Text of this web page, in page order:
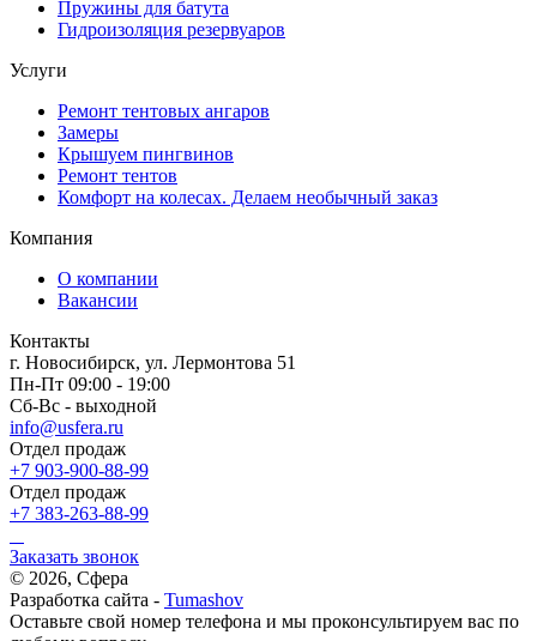
Пружины для батута
Гидроизоляция резервуаров
Услуги
Ремонт тентовых ангаров
Замеры
Крышуем пингвинов
Ремонт тентов
Комфорт на колесах. Делаем необычный заказ
Компания
О компании
Вакансии
Контакты
г. Новосибирск, ул. Лермонтова 51
Пн-Пт 09:00 - 19:00
Сб-Вс - выходной
info@usfera.ru
Отдел продаж
+7 903-900-88-99
Отдел продаж
+7 383-263-88-99
Заказать звонок
© 2026, Сфера
Разработка сайта - Tumashov
Оставьте свой номер телефона и мы проконсультируем вас по